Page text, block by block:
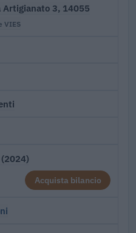
Artigianato 3, 14055
VIES
Acquista bilancio